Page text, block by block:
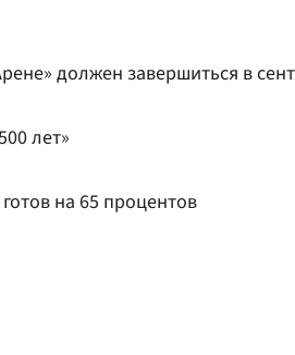
должен завершиться в
лет»
на 65 процентов